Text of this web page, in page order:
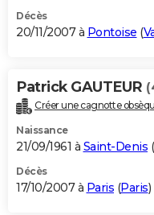
Décès
20/11/2007 à Pontoise (
Patrick GAUTEUR
Créer une cagnotte
Naissance
21/09/1961 à Saint-Denis (
Décès
17/10/2007 à Paris (Paris)